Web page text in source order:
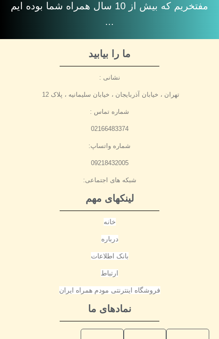
مفتخریم که بیش از 10 سال همراه شما بوده ایم
...
ما را بیابید
نشانی :
تهران ، خیابان آذربایجان ، خیابان سلیمانیه ، پلاک 12
شماره تماس :
02166483374
شماره واتساپ:
09218432005
شبکه های اجتماعی:
لینکهای مهم
خانه
درباره
بانک اطلاعات
ارتباط
فروشگاه اینترنتی مودم همراه ایران
نمادهای ما